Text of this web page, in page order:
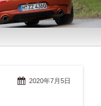
2020年7月5日